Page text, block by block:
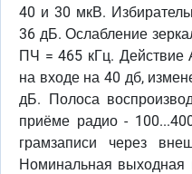
40 и 30 мкВ.
36 дБ. Ослабление
ПЧ = 465 кГц. Действие
на входе на 40 дб,
дБ. Полоса
приёме радио -
грамзаписи через
Номинальная